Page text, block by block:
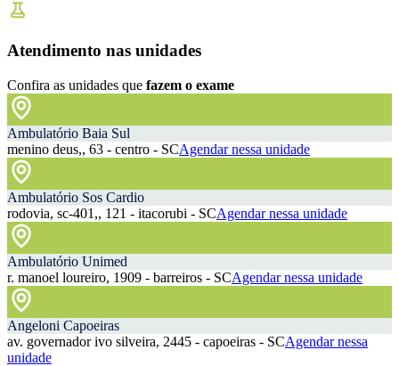
Atendimento nas unidades
Confira as unidades que fazem o exame
Ambulatório Baia Sul
menino deus,, 63 - centro - SCAgendar nessa unidade
Ambulatório Sos Cardio
rodovia, sc-401,, 121 - itacorubi - SCAgendar nessa unidade
Ambulatório Unimed
r. manoel loureiro, 1909 - barreiros - SCAgendar nessa unidade
Angeloni Capoeiras
av. governador ivo silveira, 2445 - capoeiras - SCAgendar nessa
unidade